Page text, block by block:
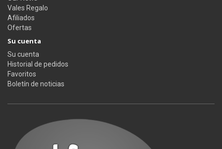
Vales Regalo
Afiliados
Ofertas
Su cuenta
Su cuenta
Historial de pedidos
Favoritos
Boletín de noticias